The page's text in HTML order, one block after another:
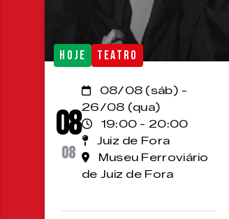
HOJE TEATRO
08
08
08/08 (sáb) -
26/08 (qua)
19:00 - 20:00
Juiz de Fora
Museu Ferroviário
de Juiz de Fora